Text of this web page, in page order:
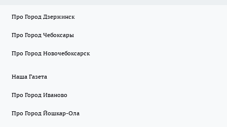
Про Город Дзержинск
Про Город Чебоксары
Про Город Новочебоксарск
Наша Газета
Про Город Иваново
Про Город Йошкар-Ола